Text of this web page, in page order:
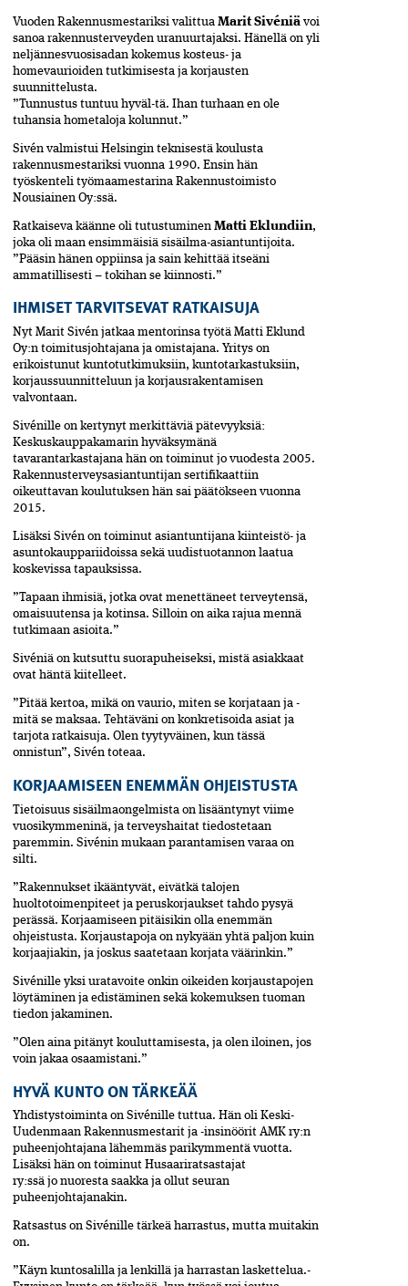
Vuoden Rakennusmestariksi valittua Marit­ Sivéniä voi
sanoa ­rakennusterveyden uranuurtajaksi. Hänellä on yli
neljännesvuosisadan kokemus kosteus- ja
homevaurioiden tutki­misesta ja korjausten
suunnittelusta.
”Tunnustus tuntuu hyväl-tä.­­ Ihan turhaan en ole
tuhansia hometaloja kolunnut.”
Sivén valmistui Helsingin teknisestä koulusta
rakennusmestariksi vuonna 1990. Ensin hän
työskenteli työmaamestarina Rakennustoimisto
Nousiainen Oy:ssä.
Ratkaiseva käänne oli tutustuminen Matti Eklundiin,
joka oli maan ensimmäisiä sisä­ilma-asiantuntijoita.
”Pääsin hänen oppiinsa ja sain kehittää itseäni
ammatillisesti – tokihan se kiinnosti.”
IHMISET TARVITSEVAT­ ­RATKAISUJA
Nyt Marit Sivén jatkaa mentorinsa työtä Matti Eklund
Oy:n toimitusjohtajana ja omistajana. Yritys on
erikoistunut kuntotutkimuksiin, kuntotarkastuksiin,
korjaussuunnitteluun ja korjausrakentamisen
valvontaan.
Sivénille on kertynyt merkittäviä pätevyyksiä:
Keskuskauppakamarin hyväksymänä
tavarantarkastajana hän on toiminut jo vuodesta 2005.
Rakennusterveysasiantuntijan­ sertifikaattiin
oikeuttavan koulutuksen hän sai päätökseen vuonna
2015.
Lisäksi Sivén on toiminut asiantuntijana kiinteistö- ja
asuntokauppariidoissa sekä uudistuotannon laatua
koskevissa tapauksissa.
”Tapaan ihmisiä, jotka ovat menettäneet terveytensä,
omaisuutensa ja kotinsa. Silloin on aika rajua mennä
tutkimaan asioita.”
Sivéniä on kutsuttu suora­puheiseksi, mistä asiakkaat
ovat häntä kiitelleet.
”Pitää kertoa, mikä on vaurio, miten se korjataan ja ­
mitä se maksaa. Tehtäväni ­on konkretisoida asiat ja
tarjota ratkaisuja. Olen tyytyväinen, kun tässä
onnistun”, ­Sivén­ toteaa.
KORJAAMISEEN ENEMMÄN OHJEISTUSTA
Tietoisuus sisäilmaongelmista on lisääntynyt viime
vuosikymmeninä, ja terveyshaitat tiedostetaan
paremmin. Sivénin mukaan parantamisen varaa on
silti.
”Rakennukset ikääntyvät, eivätkä talojen
huoltotoimenpiteet ja peruskorjaukset tahdo pysyä
perässä. Korjaamiseen pitäisikin olla enemmän
ohjeistusta. Korjaustapoja on nykyään yhtä paljon kuin
korjaajiakin, ja joskus saatetaan korjata väärinkin.”
Sivénille yksi uratavoite onkin oikeiden korjaustapojen
löytäminen ja edistäminen sekä kokemuksen tuoman
tiedon jakaminen.
”Olen aina pitänyt kouluttamisesta, ja olen iloinen, jos
voin jakaa osaamistani.”
HYVÄ KUNTO ON TÄRKEÄÄ
Yhdistystoiminta on Sivénille­ tuttua. Hän oli Keski-
Uudenmaan Rakennusmestarit ja -insinöörit AMK ry:n
puheenjohtajana lähemmäs parikymmentä vuotta.
Lisäksi hän on toiminut Husaariratsasta­jat
ry:ssä jo nuoresta saakka ja ollut seuran
puheenjohtajanakin.
Ratsastus on Sivénille tärkeä harrastus, mutta muitakin
on.
”Käyn kuntosalilla ja lenkillä ja harrastan laskettelua.­